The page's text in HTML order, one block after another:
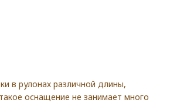
в рулонах различной длины,
оснащение не занимает много